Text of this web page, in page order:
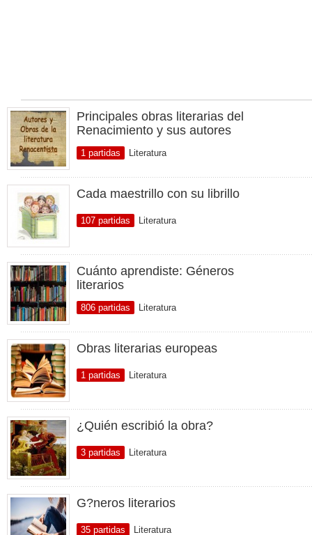
Principales obras literarias del
Renacimiento y sus autores
1 partidas Literatura
Cada maestrillo con su librillo
107 partidas Literatura
Cuánto aprendiste: Géneros
literarios
806 partidas Literatura
Obras literarias europeas
1 partidas Literatura
¿Quién escribió la obra?
3 partidas Literatura
G?neros literarios
35 partidas Literatura